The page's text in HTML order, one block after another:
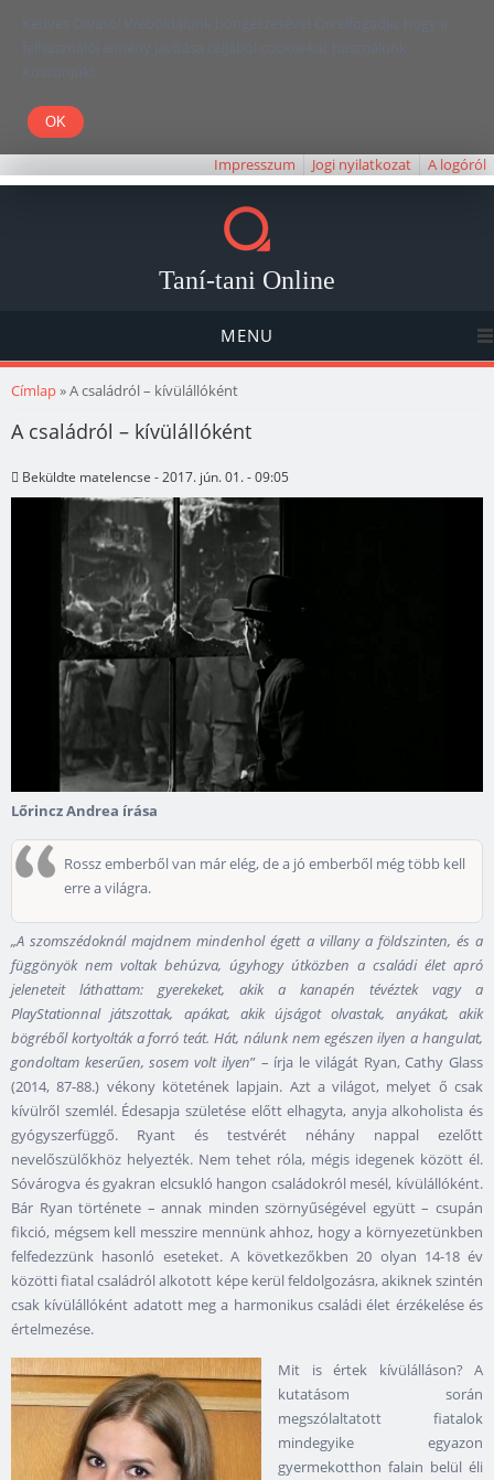
Kedves Olvasó! Weboldalunk böngészésével Ön elfogadja, hogy a
felhasználói élmény javítása céljából cookie-kat használunk.
Köszönjük!
Impresszum Jogi nyilatkozat A logóról
Taní-tani Online
MENU
Jelenlegi hely
Címlap» A családról – kívülállóként
A családról – kívülállóként
Beküldte matelencse - 2017. jún. 01. - 09:05
Lőrincz Andrea írása
Rossz emberből van már elég, de a jó emberből még több kell
erre a világra.
„A szomszédoknál majdnem mindenhol égett a villany a földszinten, és a
függönyök nem voltak behúzva, úgyhogy útközben a családi élet apró
jeleneteit láthattam: gyerekeket, akik a kanapén tévéztek vagy a
PlayStationnal játszottak, apákat, akik újságot olvastak, anyákat, akik
bögréből kortyolták a forró teát. Hát, nálunk nem egészen ilyen a hangulat,
gondoltam keserűen, sosem volt ilyen” – írja le világát Ryan, Cathy Glass
(2014, 87-88.) vékony kötetének lapjain. Azt a világot, melyet ő csak
kívülről szemlél. Édesapja születése előtt elhagyta, anyja alkoholista és
gyógyszerfüggő. Ryant és testvérét néhány nappal ezelőtt
nevelőszülőkhöz helyezték. Nem tehet róla, mégis idegenek között él.
Sóvárogva és gyakran elcsukló hangon családokról mesél, kívülállóként.
Bár Ryan története – annak minden szörnyűségével együtt – csupán
fikció, mégsem kell messzire mennünk ahhoz, hogy a környezetünkben
felfedezzünk hasonló eseteket. A következőkben 20 olyan 14-18 év
közötti fiatal családról alkotott képe kerül feldolgozásra, akiknek szintén
csak kívülállóként adatott meg a harmonikus családi élet érzékelése és
értelmezése.
Mit is értek kívülálláson? A
kutatásom során
megszólaltatott fiatalok
mindegyike egyazon
gyermekotthon falain belül éli